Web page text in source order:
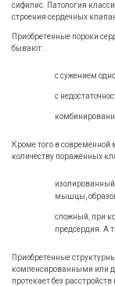
сифилис. Патология
строения сердечных
Приобретенные пороки
бывают:
с сужением
с
Кроме того в современной
количеству пораженных
мышцы,
сложный, при
предсердия. А
Приобретенные
компенсированными или
протекает без